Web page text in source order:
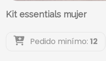
Kit essentials mujer
Pedido minímo: 12